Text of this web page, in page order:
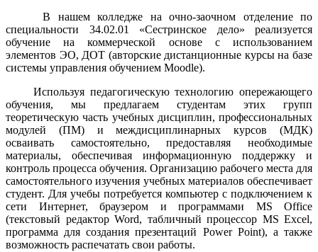
В нашем колледже на очно-заочном отделение по
специальности 34.02.01 «Сестринское дело» реализуется
обучение на коммерческой основе с использованием
элементов ЭО, ДОТ (авторские дистанционные курсы на базе
системы управления обучением Moodle).
Используя педагогическую технологию опережающего
обучения, мы предлагаем студентам этих групп
теоретическую часть учебных дисциплин, профессиональных
модулей (ПМ) и междисциплинарных курсов (МДК)
осваивать самостоятельно, предоставляя необходимые
материалы, обеспечивая информационную поддержку и
контроль процесса обучения. Организацию рабочего места для
самостоятельного изучения учебных материалов обеспечивает
студент. Для учебы потребуется компьютер с подключением к
сети Интернет, браузером и программами MS Office
(текстовый редактор Word, табличный процессор MS Excel,
программа для создания презентаций Power Point), а также
возможность распечатать свои работы.